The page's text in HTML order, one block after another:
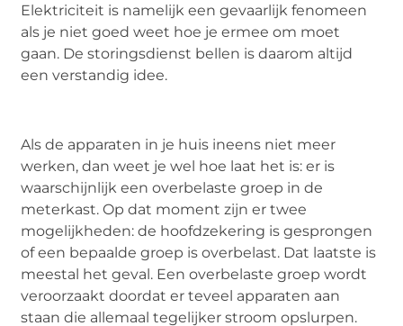
Elektriciteit is namelijk een gevaarlijk fenomeen
als je niet goed weet hoe je ermee om moet
gaan. De storingsdienst bellen is daarom altijd
een verstandig idee.
Als de apparaten in je huis ineens niet meer
werken, dan weet je wel hoe laat het is: er is
waarschijnlijk een overbelaste groep in de
meterkast. Op dat moment zijn er twee
mogelijkheden: de hoofdzekering is gesprongen
of een bepaalde groep is overbelast. Dat laatste is
meestal het geval. Een overbelaste groep wordt
veroorzaakt doordat er teveel apparaten aan
staan die allemaal tegelijker stroom opslurpen.